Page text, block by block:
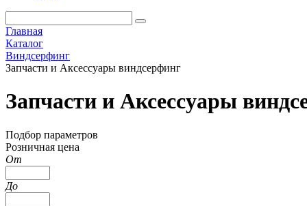
Главная
Каталог
Виндсерфинг
Запчасти и Аксессуары виндсерфинг
Запчасти и Аксессуары
Подбор параметров
Розничная цена
От
До